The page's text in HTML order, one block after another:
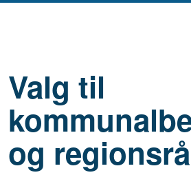
Valg til
og